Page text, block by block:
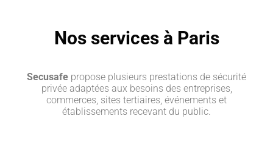
Nos services à Paris
Secusafe propose plusieurs prestations de sécurité
privée adaptées aux besoins des entreprises,
commerces, sites tertiaires, événements et
établissements recevant du public.